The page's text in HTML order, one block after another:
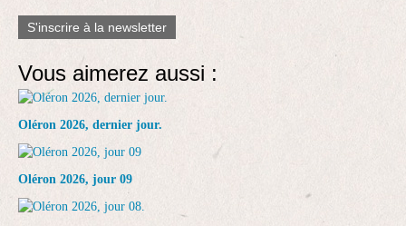
S'inscrire à la newsletter
Vous aimerez aussi :
Oléron 2026, dernier jour.
Oléron 2026, jour 09